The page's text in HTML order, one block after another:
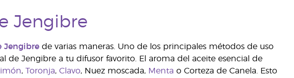
Jengibre
Jengibrede varias maneras. Uno de los principales métodos de uso
de Jengibre a tu difusor favorito. El aroma del aceite esencial de
Limón, Toronja, Clavo, Nuez moscada, Menta o Corteza de Canela. Esto